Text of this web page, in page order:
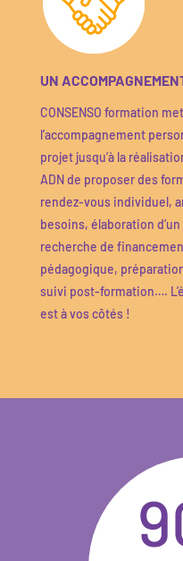
UN
CONSENSO formation
l’accompagnement
projet jusqu’à la
ADN de proposer des
rendez-vous individuel,
besoins, élaboration
recherche de
pédagogique,
suivi post-formation….
est à vos côtés !